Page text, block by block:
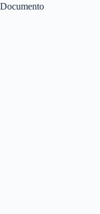
Documento